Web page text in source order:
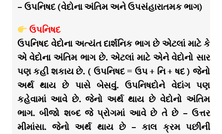
– ઉપનિષદ (વેદોના અંતિમ અને ઉપસંહારાતમક ભાગ)
ઉપનિષદ
ઉપનિષદ વેદોના અત્યંત દાર્શનિક ભાગ છે એટલાં માટે કે
એ વેદોના અંતિમ ભાગ છે. એટલાં માટે એને વેદોનો સાર
પણ કહી શકાય છે. ( ઉપનિષદ = ઉપ + નિ + ષદ ) જેનો
અર્થ થાય છે પાસે બેસવું. ઉપનિષદોને વેદાંગ પણ
કહેવામાં આવે છે. જેનો અર્થ થાય છે વેદોનો અંતિમ
ભાગ. બીજો શબ્દ જે પ્રોગમાં આવે છે તે છે – ઉત્તર
મીમાંસા. જેનો અર્થ થાય છે – કાલ ક્રમ પછીની